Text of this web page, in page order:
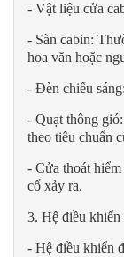
- Vật liệu cửa
- Sàn cabin:
hoa văn hoặc
- Đèn chiếu
- Quạt thông
theo tiêu chuẩn
- Cửa thoát
cố xảy ra.
3. Hệ điều
- Hệ điều khiển